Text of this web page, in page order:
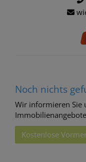
Noch nichts
Wir informieren Sie
Kostenlose